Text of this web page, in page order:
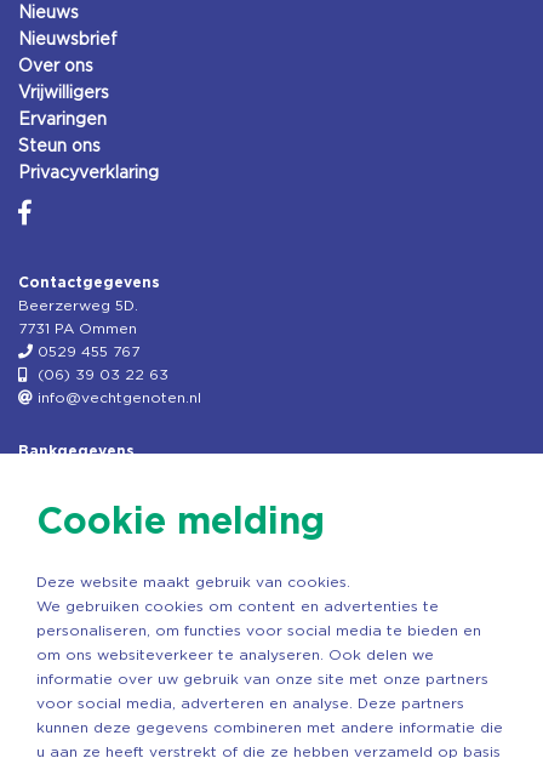
Nieuws
Nieuwsbrief
Over ons
Vrijwilligers
Ervaringen
Steun ons
Privacyverklaring
Contactgegevens
Beerzerweg 5D.
7731 PA Ommen
0529 455 767
(06) 39 03 22 63
info@vechtgenoten.nl
Bankgegevens
Rek.nr: NL85RABO0127579230
Copyright ©2026 Vechtgenoten
Cookie melding
Deze website maakt gebruik van cookies.
We gebruiken cookies om content en advertenties te
personaliseren, om functies voor social media te bieden en
om ons websiteverkeer te analyseren. Ook delen we
informatie over uw gebruik van onze site met onze partners
voor social media, adverteren en analyse. Deze partners
kunnen deze gegevens combineren met andere informatie die
u aan ze heeft verstrekt of die ze hebben verzameld op basis